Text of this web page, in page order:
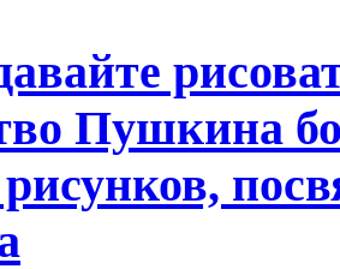
Пушкина